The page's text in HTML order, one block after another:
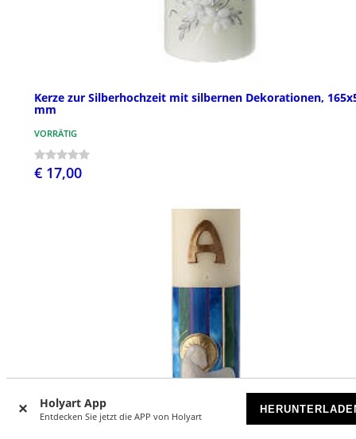
Holyart App
Entdecken Sie jetzt die APP von Holyart
Kerze zur Silberhochzeit mit silbernen Dekorationen,
mm
VORRÄTIG
€ 17,00